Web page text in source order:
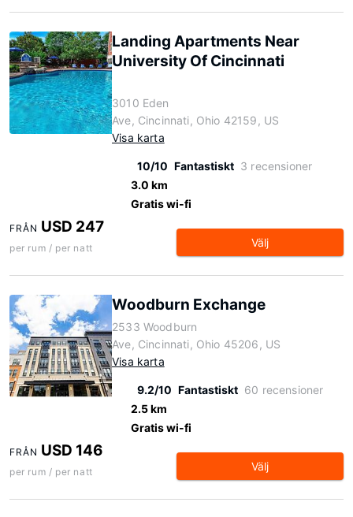
Landing Apartments Near
University Of Cincinnati
3010 Eden
Ave, Cincinnati, Ohio 42159, US
Visa karta
10/10 Fantastiskt 3 recensioner
3.0 km
Gratis wi-fi
FRÅN USD 247
per rum / per natt Välj
Woodburn Exchange
2533 Woodburn
Ave, Cincinnati, Ohio 45206, US
Visa karta
9.2/10 Fantastiskt 60 recensioner
2.5 km
Gratis wi-fi
FRÅN USD 146
per rum / per natt Välj